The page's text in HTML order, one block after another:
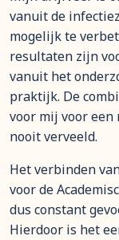
vanuit de
mogelijk te
resultaten zijn
vanuit het
praktijk. De
voor mij voor een
nooit verveeld.
Het verbinden
voor de
dus constant
Hierdoor is het